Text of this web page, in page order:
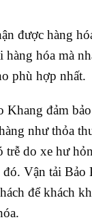
được hàng
hóa mà
phù hợp nhất.
Khang đảm
như thỏa
trễ do xe hư
Vận tải Bảo
để khách